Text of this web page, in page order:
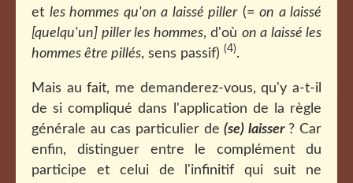
et les hommes qu'on a laissé piller(= on a laissé
[quelqu'un] piller les hommes, d'où on a laissé les
hommes être pillés, sens passif) (4).
Mais au fait, me demanderez-vous, qu'y a-t-il
de si compliqué dans l'application de la règle
générale au cas particulier de(se) laisser ? Car
enfin, distinguer entre le complément du
participe et celui de l'infinitif qui suit ne